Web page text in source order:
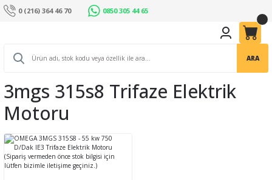
0 (216) 364 46 70 0850 305 44 65
ARA
3mgs 315s8 Trifaze Elektrik
Motoru